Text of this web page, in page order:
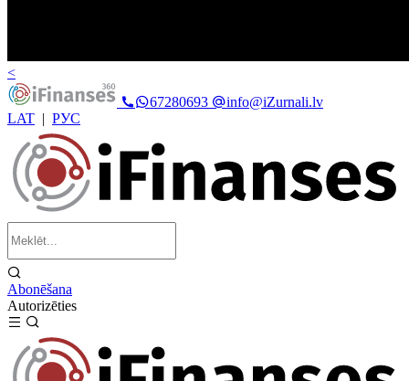
<
67280693
info@iZurnali.lv
LAT | РУС
Abonēšana
Autorizēties